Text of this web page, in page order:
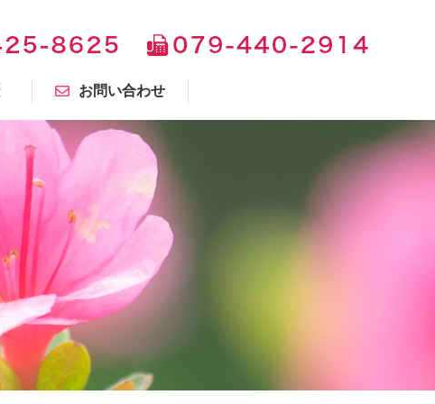
お問い合わせ